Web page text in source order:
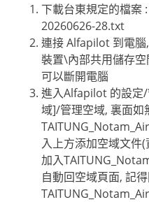
下載台東規定的檔案
20260626-28.txt
連接 Alfapilot 到電腦
裝置\內部共用儲存
可以斷開電腦
進入Alfapilot 的設定
域]/管理空域, 裏面如
入上方添加空域文件
加入
自動回空域頁面, 記